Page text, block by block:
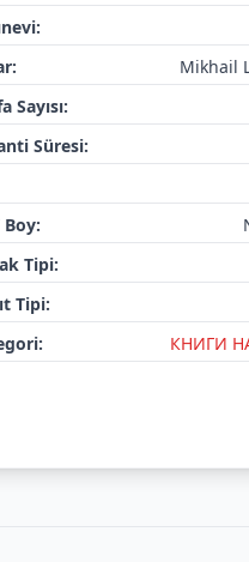
Mikhail
Sayısı:
Süresi:
Boy:
Tipi:
Tipi:
КНИГИ